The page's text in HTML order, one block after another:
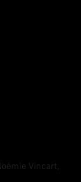
Vincart,